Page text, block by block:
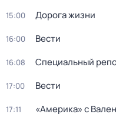
15:00 Дорога жизни
16:00 Вести
16:08 Специальный
17:00 Вести
17:11 «Америка» с